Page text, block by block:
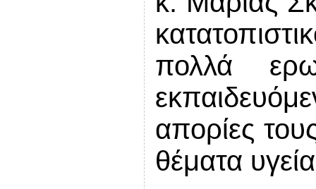
πολλά
απορίες
θέματα